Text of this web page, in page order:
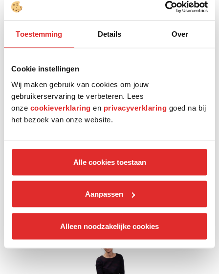
Toestemming Details Over
Cookie instellingen
Wij maken gebruik van cookies om jouw
gebruikerservaring te verbeteren. Lees
onze cookieverklaring en privacyverklaring goed na bij
het bezoek van onze website.
Alle cookies toestaan
Aanpassen
Alleen noodzakelijke cookies
Cara Van Den Cloot
Coördinator Start, Freelance, Onderwijs
Sofie Gooris
Adviseur O&O Provincie Vlaams-Brabant & Brussel